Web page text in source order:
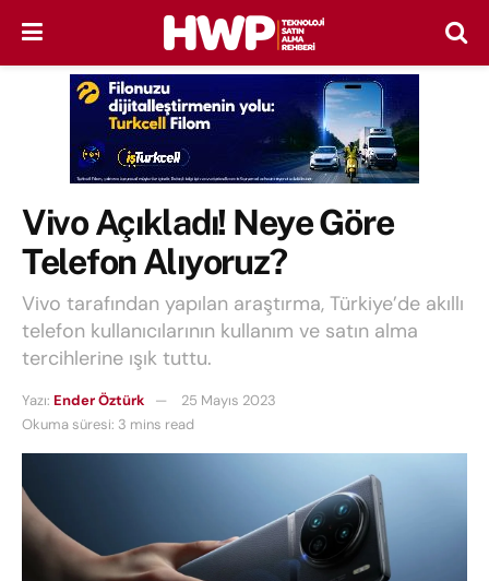
Vivo Açıkladı! Neye Göre
Telefon Alıyoruz?
Vivo tarafından yapılan araştırma, Türkiye’de akıllı
telefon kullanıcılarının kullanım ve satın alma
tercihlerine ışık tuttu.
Yazı: Ender Öztürk
25 Mayıs 2023
Okuma süresi: 3 mins read